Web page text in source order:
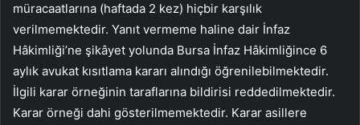
müracaatlarına (haftada 2 kez) hiçbir karşılık
verilmemektedir. Yanıt vermeme haline dair İnfaz
Hâkimliği’ne şikâyet yolunda Bursa İnfaz Hâkimliğince 6
aylık avukat kısıtlama kararı alındığı öğrenilebilmektedir.
İlgili karar örneğinin taraflarına bildirisi reddedilmektedir.
Karar örneği dahi gösterilmemektedir. Karar asillere